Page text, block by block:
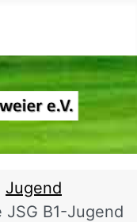
Jugend
JSG B1-Jugend